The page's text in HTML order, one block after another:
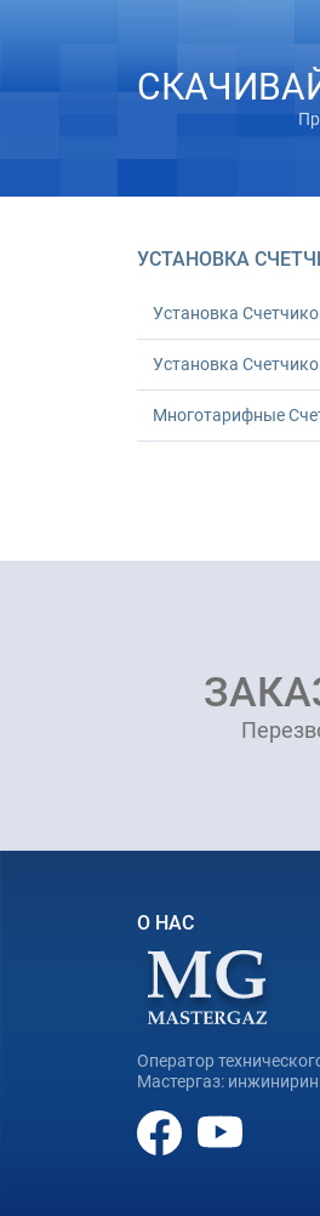
УСТАНОВКА
Установка
Установка
Многотарифные
О НАС
Оператор
Мастергаз: